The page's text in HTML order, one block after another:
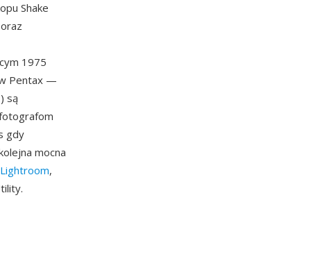
Shake
1975
Pentax —
są
gdy
mocna
Lightroom,